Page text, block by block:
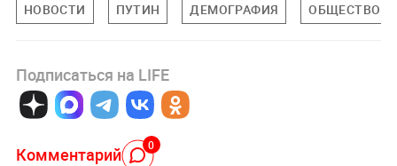
НОВОСТИ ПУТИН ДЕМОГРАФИЯ ОБЩЕСТВО
Подписаться на LIFE
Комментарий 0